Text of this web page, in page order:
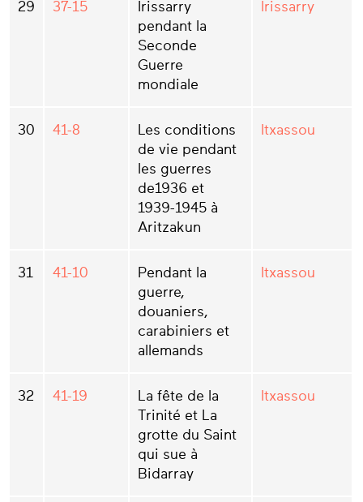
29 37-15
Irissarry
pendant la
Seconde
Guerre
mondiale
Irissarry
30 41-8
Les conditions
de vie pendant
les guerres
de1936 et
1939-1945 à
Aritzakun
Itxassou
31 41-10
Pendant la
guerre,
douaniers,
carabiniers et
allemands
Itxassou
32 41-19
La fête de la
Trinité et La
grotte du Saint
qui sue à
Bidarray
Itxassou